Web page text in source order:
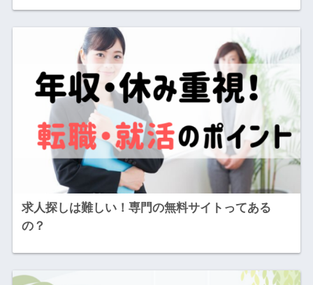
求人探しは難しい！専門の無料サイトってある
の？